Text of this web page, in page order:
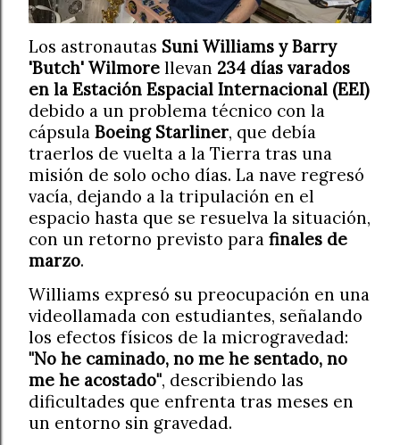
Los astronautas Suni Williams y Barry
'Butch' Wilmore llevan 234 días varados
en la Estación Espacial Internacional (EEI)
debido a un problema técnico con la
cápsula Boeing Starliner, que debía
traerlos de vuelta a la Tierra tras una
misión de solo ocho días. La nave regresó
vacía, dejando a la tripulación en el
espacio hasta que se resuelva la situación,
con un retorno previsto para finales de
marzo.
Williams expresó su preocupación en una
videollamada con estudiantes, señalando
los efectos físicos de la microgravedad:
"No he caminado, no me he sentado, no
me he acostado", describiendo las
dificultades que enfrenta tras meses en
un entorno sin gravedad.